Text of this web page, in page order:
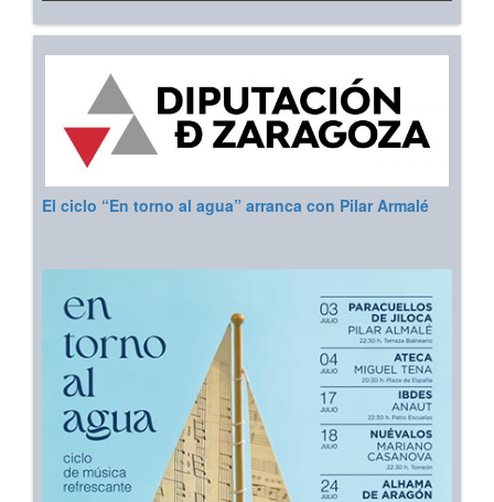
El ciclo “En torno al agua” arranca con Pilar Armalé